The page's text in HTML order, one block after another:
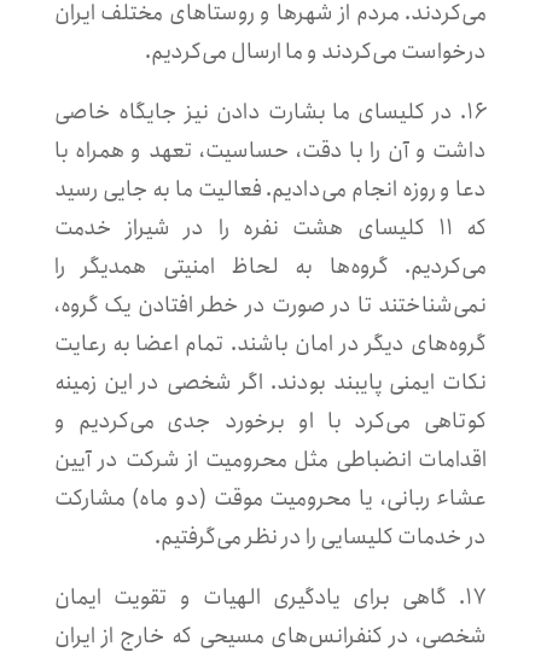
می‌کردند. مردم از شهرها و روستاهای مختلف ایران
درخواست می‌کردند و ما ارسال می‌کردیم.
۱۶. در کلیسای ما بشارت دادن نیز جایگاه خاصی
داشت و آن را با دقت، حساسیت، تعهد و همراه با
دعا و روزه انجام می‌دادیم. فعالیت ما به جایی رسید
که ۱۱ کلیسای هشت نفره را در شیراز خدمت
می‌کردیم. گروه‌ها به لحاظ امنیتی همدیگر را
نمی‌شناختند تا در صورت در خطر افتادن یک گروه،
گروه‌های دیگر در امان باشند. تمام اعضا به رعایت
نکات ایمنی پایبند بودند. اگر شخصی در این زمینه
کوتاهی می‌کرد با او برخورد جدی می‌کردیم و
اقدامات انضباطی مثل محرومیت از شرکت در آیین
عشاء ربانی، یا محرومیت موقت (دو ماه) مشارکت
در خدمات کلیسایی را در نظر می‌گرفتیم.
۱۷. گاهی برای یادگیری الهیات و تقویت ایمان
شخصی، در کنفرانس‌های مسیحی که خارج از ایران